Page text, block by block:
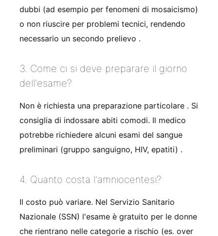
dubbi (ad esempio per fenomeni di mosaicismo)
o non riuscire per problemi tecnici, rendendo
necessario un secondo prelievo .
3. Come ci si deve preparare il giorno
dell'esame?
Non è richiesta una preparazione particolare . Si
consiglia di indossare abiti comodi. Il medico
potrebbe richiedere alcuni esami del sangue
preliminari (gruppo sanguigno, HIV, epatiti) .
4. Quanto costa l'amniocentesi?
Il costo può variare. Nel Servizio Sanitario
Nazionale (SSN) l'esame è gratuito per le donne
che rientrano nelle categorie a rischio (es. over